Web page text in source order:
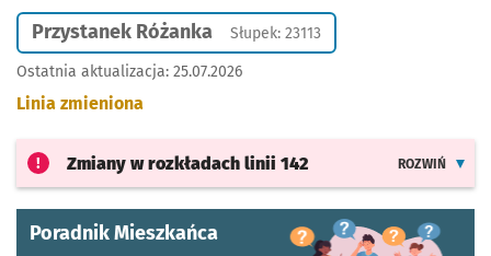
Przystanek Różanka Słupek: 23113
Ostatnia aktualizacja: 25.07.2026
Linia zmieniona
Zmiany w rozkładach linii 142 ROZWIŃ
Poradnik Mieszkańca